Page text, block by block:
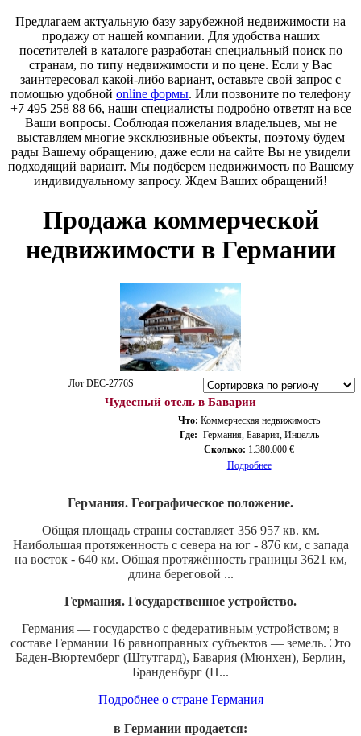
Предлагаем актуальную базу зарубежной недвижимости на
продажу от нашей компании. Для удобства наших
посетителей в каталоге разработан специальный поиск по
странам, по типу недвижимости и по цене. Если у Вас
заинтересовал какой-либо вариант, оставьте свой запрос с
помощью удобной online формы. Или позвоните по телефону
+7 495 258 88 66, наши специалисты подробно ответят на все
Ваши вопросы. Соблюдая пожелания владельцев, мы не
выставляем многие эксклюзивные объекты, поэтому будем
рады Вашему обращению, даже если на сайте Вы не увидели
подходящий вариант. Мы подберем недвижимость по Вашему
индивидуальному запросу. Ждем Ваших обращений!
Продажа коммерческой
недвижимости в Германии
Лот DEС-2776S
Чудесный отель в Баварии
Что: Коммерческая недвижимость
Где: Германия, Бавария, Инцелль
Сколько: 1.380.000 €
Подробнее
Германия. Географическое положение.
Общая площадь страны составляет 356 957 кв. км.
Наибольшая протяженность с севера на юг - 876 км, с запада
на восток - 640 км. Общая протяжённость границы 3621 км,
длина береговой ...
Германия. Государственное устройство.
Германия — государство с федеративным устройством; в
составе Германии 16 равноправных субъектов — земель. Это
Баден-Вюртемберг (Штутгард), Бавария (Мюнхен), Берлин,
Бранденбург (П...
Подробнее о стране Германия
в Германии продается: